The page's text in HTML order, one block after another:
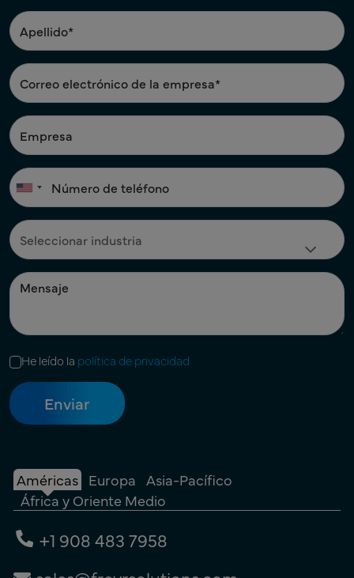
He leído la política de privacidad
Américas Europa Asia-Pacífico
África y Oriente Medio
+1 908 483 7958